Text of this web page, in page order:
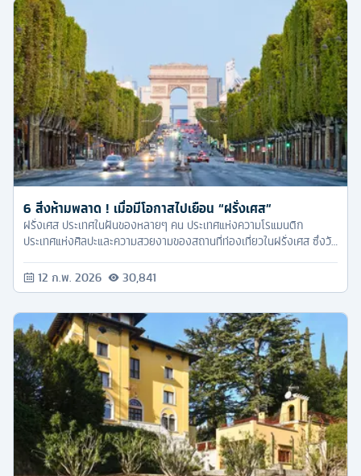
6 สิ่งห้ามพลาด ! เมื่อมีโอกาสไปเยือน “ฝรั่งเศส”
ฝรั่งเศส ประเทศในฝันของหลายๆ คน ประเทศแห่งความโรแมนติก
ประเทศแห่งศิลปะและความสวยงามของสถานที่ท่องเที่ยวในฝรั่งเศส ซึ่งวัน
เด็ดขาด
12 ก.พ. 2026 30,841